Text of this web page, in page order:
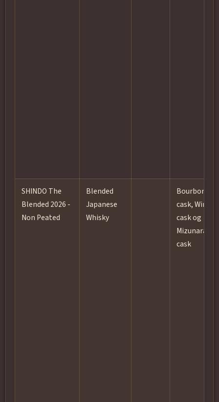
SHINDO The
Blended 2026 -
Non Peated
Blended
Japanese
Whisky
Bourbon
cask, Wine
cask og
Mizunara
cask